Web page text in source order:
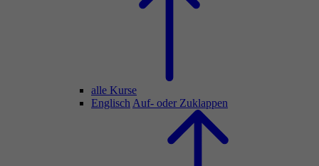
alle Kurse
Englisch Auf- oder Zuklappen